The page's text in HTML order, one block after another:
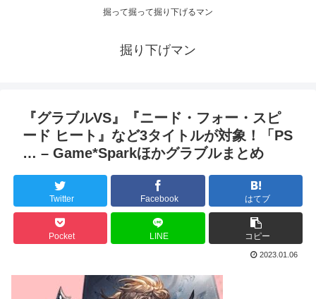
掘って掘って掘り下げるマン
掘り下げマン
『グラブルVS』『ニード・フォー・スピ
ード ヒート』など3タイトルが対象！「PS
… – Game*Sparkほかグラブルまとめ
Twitter Facebook はてブ
Pocket LINE コピー
2023.01.06